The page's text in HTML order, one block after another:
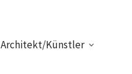
Architekt/Künstler